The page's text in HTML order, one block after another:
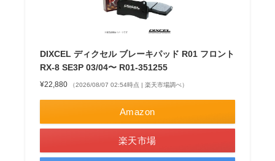
DIXCEL ディクセル ブレーキパッド R01 フロント
RX-8 SE3P 03/04〜 R01-351255
¥22,880 （2026/08/07 02:54時点 | 楽天市場調べ）
Amazon
楽天市場